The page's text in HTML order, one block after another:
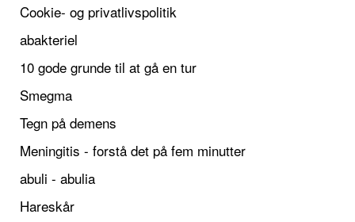
Cookie- og privatlivspolitik
abakteriel
10 gode grunde til at gå en tur
Smegma
Tegn på demens
Meningitis - forstå det på fem minutter
abuli - abulia
Hareskår